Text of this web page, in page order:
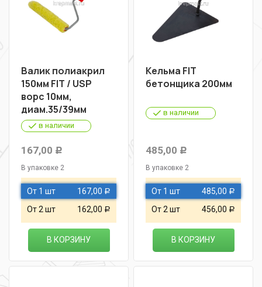
Валик полиакрил
150мм FIT / USP
ворс 10мм,
диам.35/39мм
в наличии
167,00 Р
В упаковке 2
От 1 шт 167,00 Р
От 2 шт 162,00 Р
В КОРЗИНУ
Кельма FIT
бетонщика 200мм
в наличии
485,00 Р
В упаковке 2
От 1 шт 485,00 Р
От 2 шт 456,00 Р
В КОРЗИНУ